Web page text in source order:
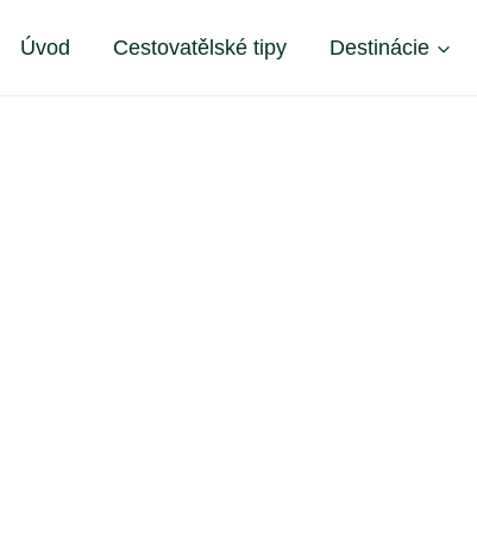
Úvod Cestovatělské tipy Destinácie